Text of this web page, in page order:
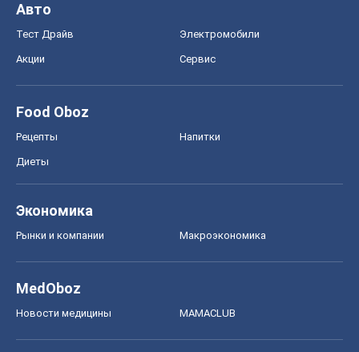
Авто
Тест Драйв Электромобили
Акции Сервис
Food Oboz
Рецепты Напитки
Диеты
Экономика
Рынки и компании Mакроэкономика
MedOboz
Новости медицины MAMACLUB